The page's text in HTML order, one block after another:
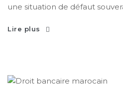
une situation de défaut
Lire plus